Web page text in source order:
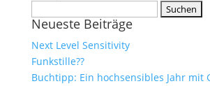
nach:
Neueste Beiträge
Next Level Sensitivity
Funkstille??
Buchtipp: Ein hochsensibles Jahr mit